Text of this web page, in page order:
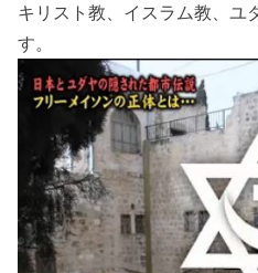
キリスト教、イスラム教、ユ
す。